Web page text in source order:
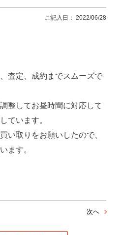
ご記入日： 2022/06/28
査定、成約までスムーズで
整してお昼時間に対応して
ています。
い取りをお願いしたので、
ます。
次へ